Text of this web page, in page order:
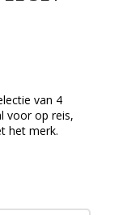
van 4
voor op reis,
het merk.